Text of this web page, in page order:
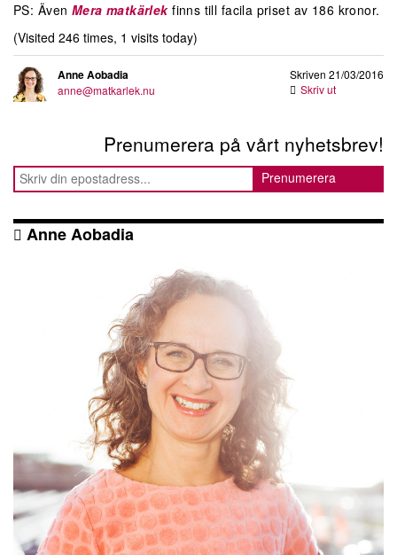
PS: Även Mera matkärlekfinns till facila priset av 186 kronor.
(Visited 246 times, 1 visits today)
Anne Aobadia
anne@matkarlek.nu
Skriven 21/03/2016
Skriv ut
Prenumerera på vårt nyhetsbrev!
Anne Aobadia